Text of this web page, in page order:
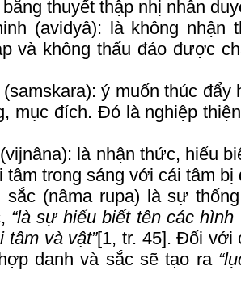
thuyết thập nhị nhân
(avidyâ): là không nhận
và không thấu đáo được
ý muốn thúc đẩy
mục đích. Đó là nghiệp
là nhận thức, hiểu
tâm trong sáng với cái tâm bị
sắc (nâma rupa) là sự
“là sự hiểu biết tên các
tâm và vật”[1, tr. 45]. Đối với
danh và sắc sẽ tạo ra